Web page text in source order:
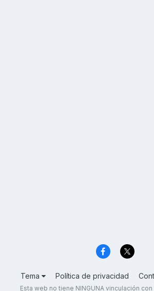
Tema Política de privacidad
Esta web no tiene NINGUNA vinculación